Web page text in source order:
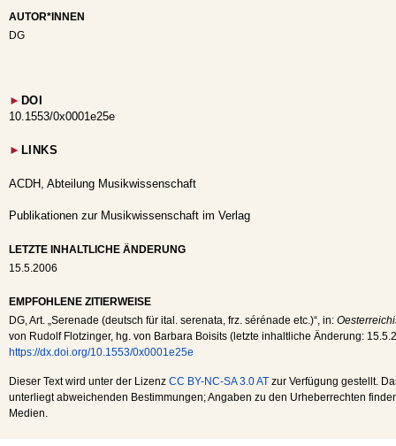
AUTOR*INNEN
DG
► DOI
10.1553/0x0001e25e
► LINKS
ACDH, Abteilung Musikwissenschaft
Publikationen zur Musikwissenschaft im Verlag
LETZTE INHALTLICHE ÄNDERUNG
15.5.2006
EMPFOHLENE ZITIERWEISE
DG, Art. „Serenade (deutsch für ital. serenata, frz. sérénade etc.)“, in:
von Rudolf Flotzinger, hg. von Barbara Boisits (letzte inhaltliche Änderung:
https://dx.doi.org/10.1553/0x0001e25e
Dieser Text wird unter der Lizenz CC BY-NC-SA 3.0 AT zur Verfügung gestellt.
unterliegt abweichenden Bestimmungen; Angaben zu den Urheberrechten
Medien.